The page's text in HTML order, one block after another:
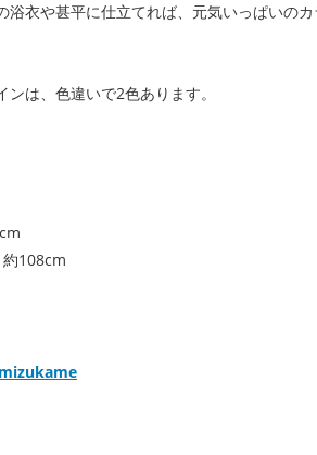
浴衣や甚平に仕立てれば、元気いっぱいの
ンは、色違いで2色あります。
108cm
mizukame